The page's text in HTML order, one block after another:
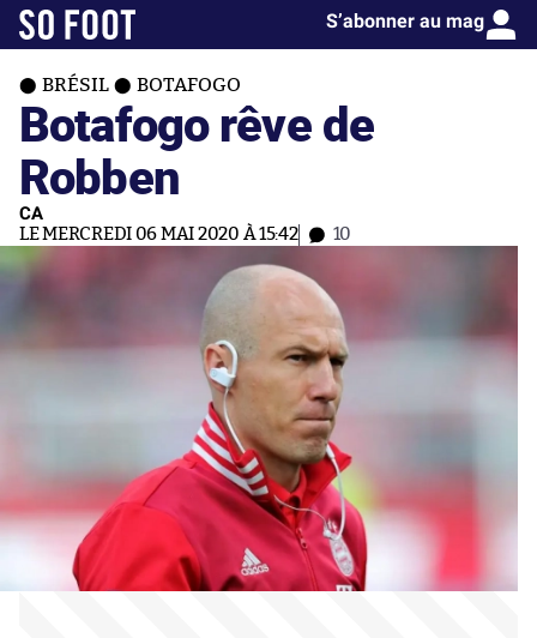
S’abonner au mag
BRÉSIL BOTAFOGO
Botafogo rêve de
Robben
CA
LE MERCREDI 06 MAI 2020 À 15:42 10